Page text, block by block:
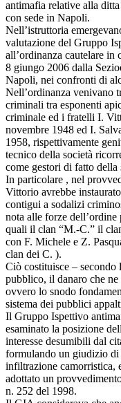
antimafia relative alla
con sede in Napoli.
Nell’istruttoria
valutazione del Gruppo
all’ordinanza cautelare in
8 giungo 2006 dalla
Napoli, nei confronti di
Nell’ordinanza venivano
criminali tra esponenti
criminale ed i fratelli I.
novembre 1948 ed I.
1958, rispettivamente
tecnico della società
come gestori di fatto della
In particolare , nel
Vittorio avrebbe
contigui a sodalizi
nota alle forze
quali il clan “M.-C.” il
con F. Michele e Z.
clan dei C. ).
Ciò costituisce –
pubblico, il danaro che ne
ovvero lo snodo
sistema dei pubblici
Il Gruppo Ispettivo
esaminato la posizione
interesse desumibili dal
formulando un giudizio
infiltrazione camorristica,
adottato un
n. 252 del 1998.